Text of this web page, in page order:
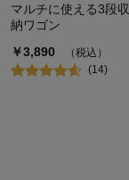
マルチに使える3段収
納ワゴン
￥3,890
（税込）
(14)